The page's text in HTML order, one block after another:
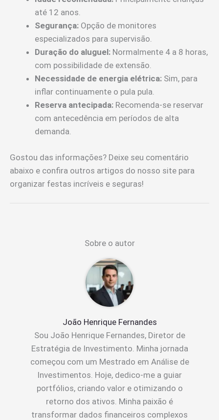
até 12 anos.
Segurança: Opção de monitores
especializados para supervisão.
Duração do aluguel: Normalmente 4 a 8 horas,
com possibilidade de extensão.
Necessidade de energia elétrica: Sim, para
inflar continuamente o pula pula.
Reserva antecipada: Recomenda-se reservar
com antecedência em períodos de alta
demanda.
Gostou das informações? Deixe seu comentário
abaixo e confira outros artigos do nosso site para
organizar festas incríveis e seguras!
Sobre o autor
João Henrique Fernandes
Sou João Henrique Fernandes, Diretor de
Estratégia de Investimento. Minha jornada
começou com um Mestrado em Análise de
Investimentos. Hoje, dedico-me a guiar
portfólios, criando valor e otimizando o
retorno dos ativos. Minha paixão é
transformar dados financeiros complexos